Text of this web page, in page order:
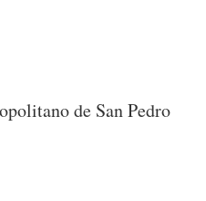
de San Pedro